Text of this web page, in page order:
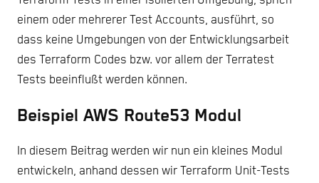
einem oder mehrerer Test Accounts, ausführt, so
dass keine Umgebungen von der Entwicklungsarbeit
des Terraform Codes bzw. vor allem der Terratest
Tests beeinflußt werden können.
Beispiel AWS Route53 Modul
In diesem Beitrag werden wir nun ein kleines Modul
entwickeln, anhand dessen wir Terraform Unit-Tests